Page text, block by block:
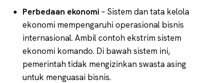
Perbedaan ekonomi – Sistem dan tata kelola
ekonomi mempengaruhi operasional bisnis
internasional. Ambil contoh ekstrim sistem
ekonomi komando. Di bawah sistem ini,
pemerintah tidak mengizinkan swasta asing
untuk menguasai bisnis.